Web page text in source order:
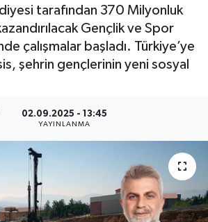
tarafından 370 Milyonluk
Gençlik ve Spor
çalışmalar başladı. Türkiye’ye
şehrin gençlerinin yeni sosyal
02.09.2025 - 13:45
YAYINLANMA
- Sanat - Turizm